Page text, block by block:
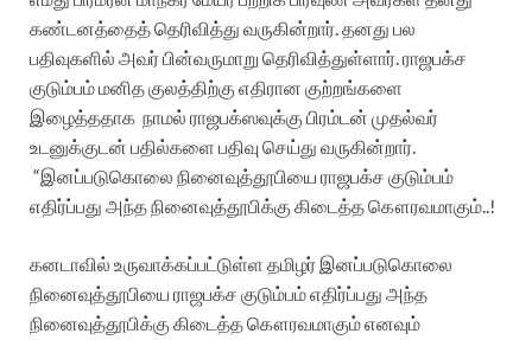
கண்டனத்தைத் தெரிவித்து வருகின்றார்.தனது பல
பதிவுகளில் அவர் பின்வருமாறு தெரிவித்துள்ளார்.ராஜபக்ச
குடும்பம் மனித குலத்திற்கு எதிரான குற்றங்களை
இழைத்ததாக நாமல் ராஜபக்ஸவுக்கு பிரம்டன் முதல்வர்
உடனுக்குடன் பதில்களை பதிவு செய்து வருகின்றார்.
“இனப்படுகொலை நினைவுத்தூபியை ராஜபக்ச குடும்பம்
எதிர்ப்பது அந்த நினைவுத்தூபிக்கு கிடைத்த கௌரவமாகும்..!
கனடாவில் உருவாக்கப்பட்டுள்ள தமிழர் இனப்படுகொலை
நினைவுத்தூபியை ராஜபக்ச குடும்பம் எதிர்ப்பது அந்த
நினைவுத்தூபிக்கு கிடைத்த கௌரவமாகும் எனவும்